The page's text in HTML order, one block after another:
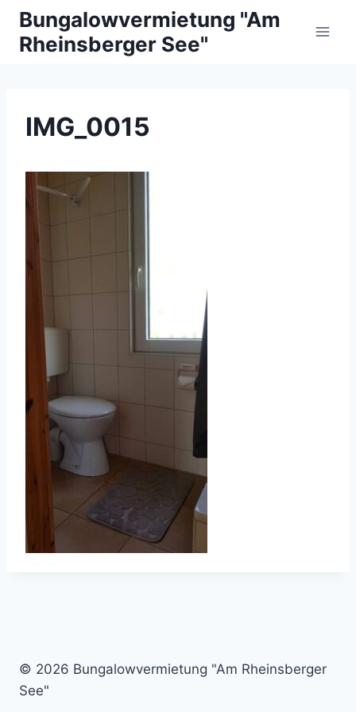
Zum
Inhalt
springen
Bungalowvermietung "Am
Rheinsberger See"
IMG_0015
© 2026 Bungalowvermietung "Am Rheinsberger
See"